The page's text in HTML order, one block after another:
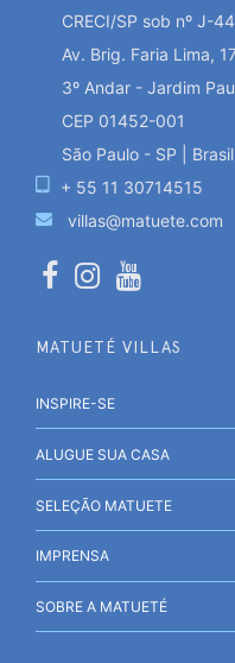
CRECI/SP sob nº J-
Av. Brig. Faria Lima,
3º Andar - Jardim
CEP 01452-001
São Paulo - SP | Brasil
+ 55 11 30714515
villas@matuete.com
MATUETÉ VILLAS
INSPIRE-SE
ALUGUE SUA CASA
SELEÇÃO MATUETE
IMPRENSA
SOBRE A MATUETÉ